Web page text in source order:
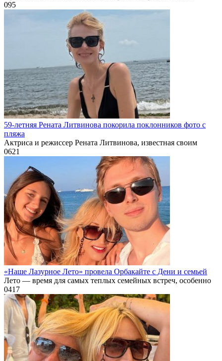
095
59-летняя Рената Литвинова покорила поклонников фото с
пляжа
Актриса и режиссер Рената Литвинова, известная своим
0621
«Наше Лазурное Лето» провела Орбакайте с Дени и семьей
Лето — время для самых теплых семейных встреч, особенно
0417